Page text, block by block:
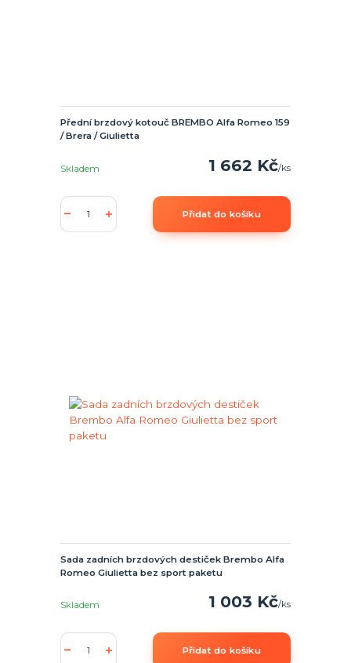
Přední brzdový kotouč BREMBO Alfa Romeo 159
/ Brera / Giulietta
1 662 Kč/ks
Skladem
Přidat do košíku
Sada zadních brzdových destiček Brembo Alfa
Romeo Giulietta bez sport paketu
1 003 Kč/ks
Skladem
Přidat do košíku